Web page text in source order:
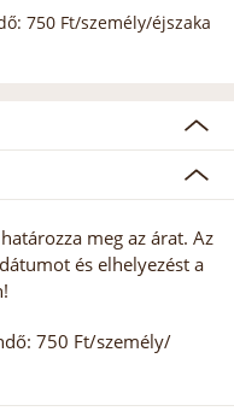
750 Ft/személy/éjszaka
meg az árat. Az
és elhelyezést a
750 Ft/személy/